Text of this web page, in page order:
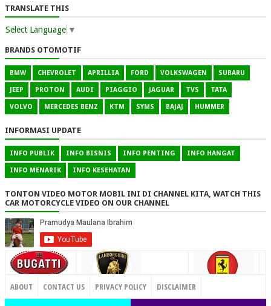
TRANSLATE THIS
Select Language ▼
BRANDS OTOMOTIF
BMW CHEVROLET APRILLIA FORD VOLKSWAGEN SUBARU
JEEP PROTON AUDI PIAGGIO JAGUAR TVS TATA
VOLVO MERCEDES BENZ KTM SYMS BAJAJ HUMMER
INFORMASI UPDATE
INFO PUBLIK INFO BISNIS INFO PENTING INFO HANGAT
INFO MENARIK INFO KESEHATAN
TONTON VIDEO MOTOR MOBIL INI DI CHANNEL KITA, WATCH THIS
CAR MOTORCYCLE VIDEO ON OUR CHANNEL
CONTACT US
ABOUT CONTACT US PRIVACY POLICY DISCLAIMER